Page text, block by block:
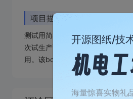
项目描述
测试用简易音频box，防止测试时
次试生产而形成的最终定稿。并
用。该box内部有导流槽，基板可
开源图纸/技
海量惊喜实物礼